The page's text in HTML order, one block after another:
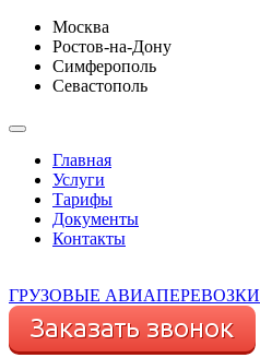
Москва
Ростов-на-Дону
Симферополь
Севастополь
Главная
Услуги
Тарифы
Документы
Контакты
ГРУЗОВЫЕ АВИАПЕРЕВОЗКИ